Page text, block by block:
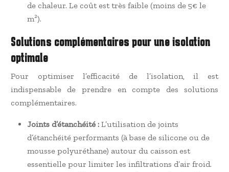
de chaleur. Le coût est très faible (moins de 5€ le
m²).
Solutions complémentaires pour une isolation
optimale
Pour optimiser l’efficacité de l’isolation, il est
indispensable de prendre en compte des solutions
complémentaires.
Joints d’étanchéité : L’utilisation de joints
d’étanchéité performants (à base de silicone ou de
mousse polyuréthane) autour du caisson est
essentielle pour limiter les infiltrations d’air froid.